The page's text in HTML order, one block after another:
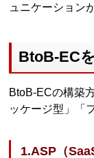
ュニケーション
BtoB-EC
BtoB-ECの構築
ッケージ型」「
1.ASP（